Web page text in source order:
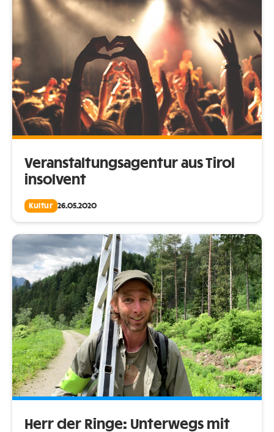
Veranstaltungsagentur aus Tirol
insolvent
Kultur 26.05.2020
Herr der Ringe: Unterwegs mit